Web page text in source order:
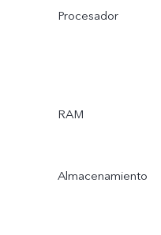
Procesador
RAM
Almacenamiento